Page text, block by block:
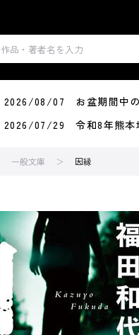
2026/08/07 お盆期間中の
2026/07/29 令和8年熊本
一般文庫 因縁